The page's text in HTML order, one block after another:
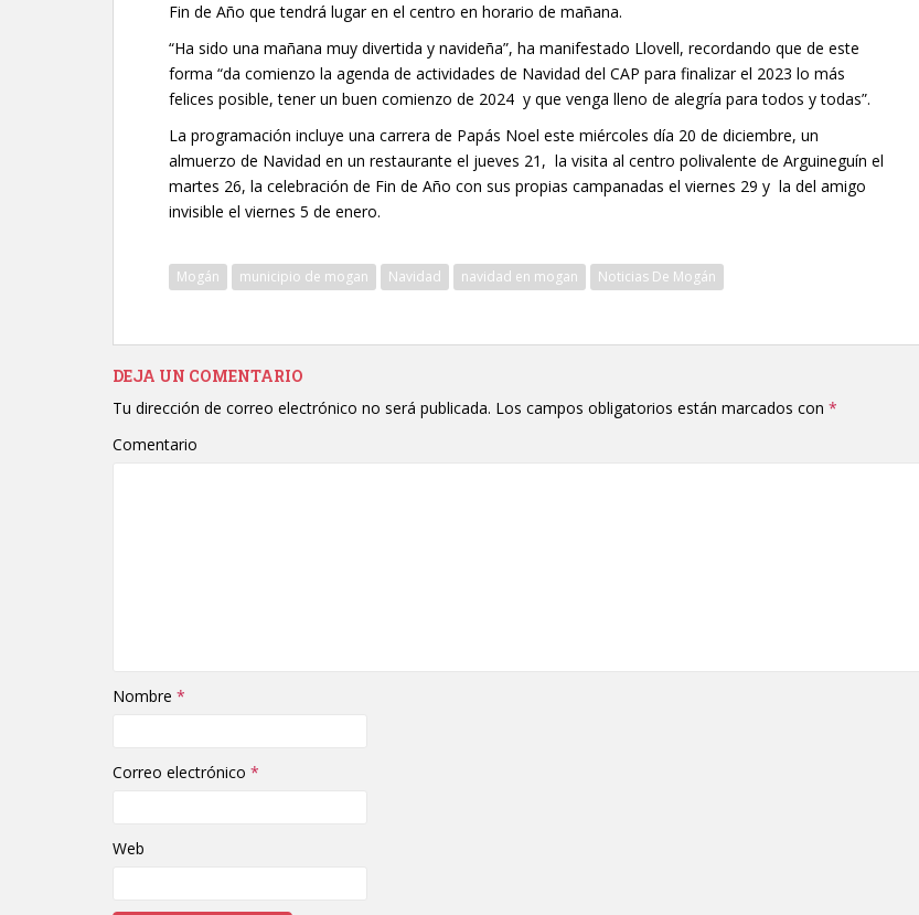
Fin de Año que tendrá lugar en el centro en horario de mañana.
“Ha sido una mañana muy divertida y navideña”, ha manifestado Llovell, recordando que de este
forma “da comienzo la agenda de actividades de Navidad del CAP para finalizar el 2023 lo más
felices posible, tener un buen comienzo de 2024 y que venga lleno de alegría para todos y todas”.
La programación incluye una carrera de Papás Noel este miércoles día 20 de diciembre, un
almuerzo de Navidad en un restaurante el jueves 21, la visita al centro polivalente de Arguineguín el
martes 26, la celebración de Fin de Año con sus propias campanadas el viernes 29 y la del amigo
invisible el viernes 5 de enero.
Mogán municipio de mogan Navidad navidad en mogan Noticias De Mogán
DEJA UN COMENTARIO
Tu dirección de correo electrónico no será publicada. Los campos obligatorios están marcados con *
Comentario
Nombre *
Correo electrónico *
Web